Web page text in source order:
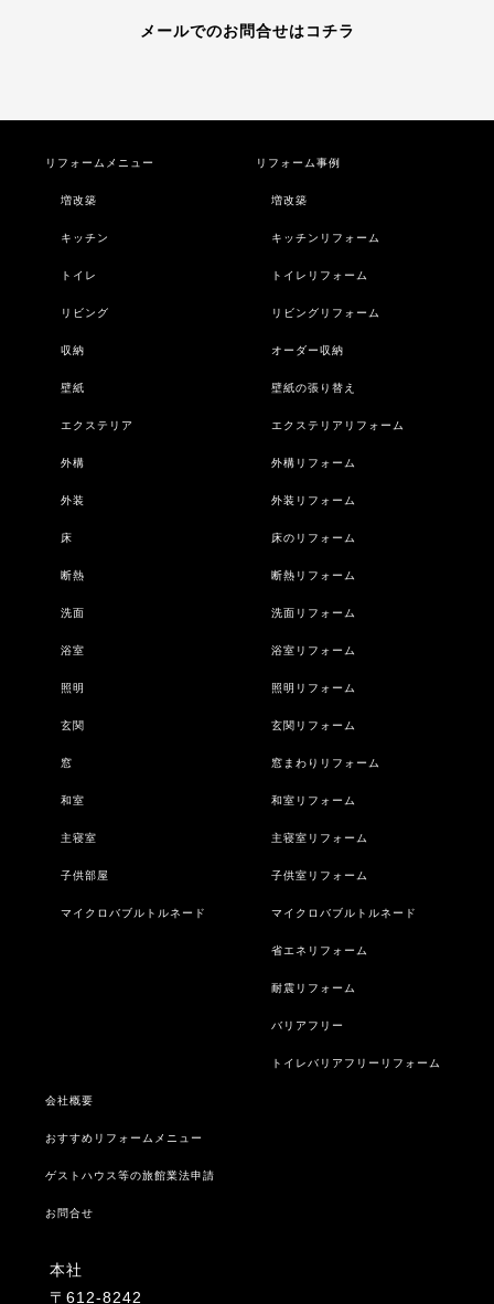
メールでのお問合せはコチラ
リフォームメニュー
増改築
キッチン
トイレ
リビング
収納
壁紙
エクステリア
外構
外装
床
断熱
洗面
浴室
照明
玄関
窓
和室
主寝室
子供部屋
マイクロバブルトルネード
リフォーム事例
増改築
キッチンリフォーム
トイレリフォーム
リビングリフォーム
オーダー収納
壁紙の張り替え
エクステリアリフォーム
外構リフォーム
外装リフォーム
床のリフォーム
断熱リフォーム
洗面リフォーム
浴室リフォーム
照明リフォーム
玄関リフォーム
窓まわりリフォーム
和室リフォーム
主寝室リフォーム
子供室リフォーム
マイクロバブルトルネード
省エネリフォーム
耐震リフォーム
バリアフリー
トイレバリアフリーリフォーム
会社概要
おすすめリフォームメニュー
ゲストハウス等の旅館業法申請
お問合せ
本社
〒612-8242